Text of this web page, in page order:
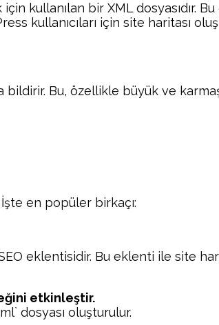
kullanılan bir XML dosyasıdır.
kullanıcıları için site haritası
bildirir. Bu, özellikle büyük ve
en popüler birkaçı:
eklentisidir. Bu eklenti ile site
etkinleştir.
dosyası oluşturulur.